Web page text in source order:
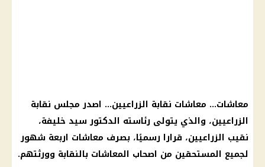
معاشات… معاشات نقابة الزراعيين… اصدر مجلس نقابة
الزراعيين، والذي يتولى رئاسته الدكتور سيد خليفة،
نقيب الزراعيين، قرارا رسميًا، بصرف معاشات اربعة شهور
لجميع المستحقين من اصحاب المعاشات بالنقابة وورثتهم.